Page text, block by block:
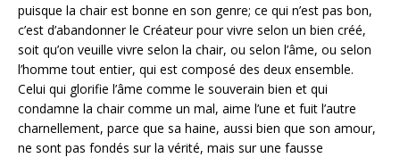
puisque la chair est bonne en son genre; ce qui n’est pas bon,
c’est d’abandonner le Créateur pour vivre selon un bien créé,
soit qu’on veuille vivre selon la chair, ou selon l’âme, ou selon
l’homme tout entier, qui est composé des deux ensemble.
Celui qui glorifie l’âme comme le souverain bien et qui
condamne la chair comme un mal, aime l’une et fuit l’autre
charnellement, parce que sa haine, aussi bien que son amour,
ne sont pas fondés sur la vérité, mais sur une fausse